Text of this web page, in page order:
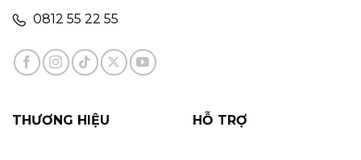
0812 55 22 55
THƯƠNG HIỆU HỖ TRỢ